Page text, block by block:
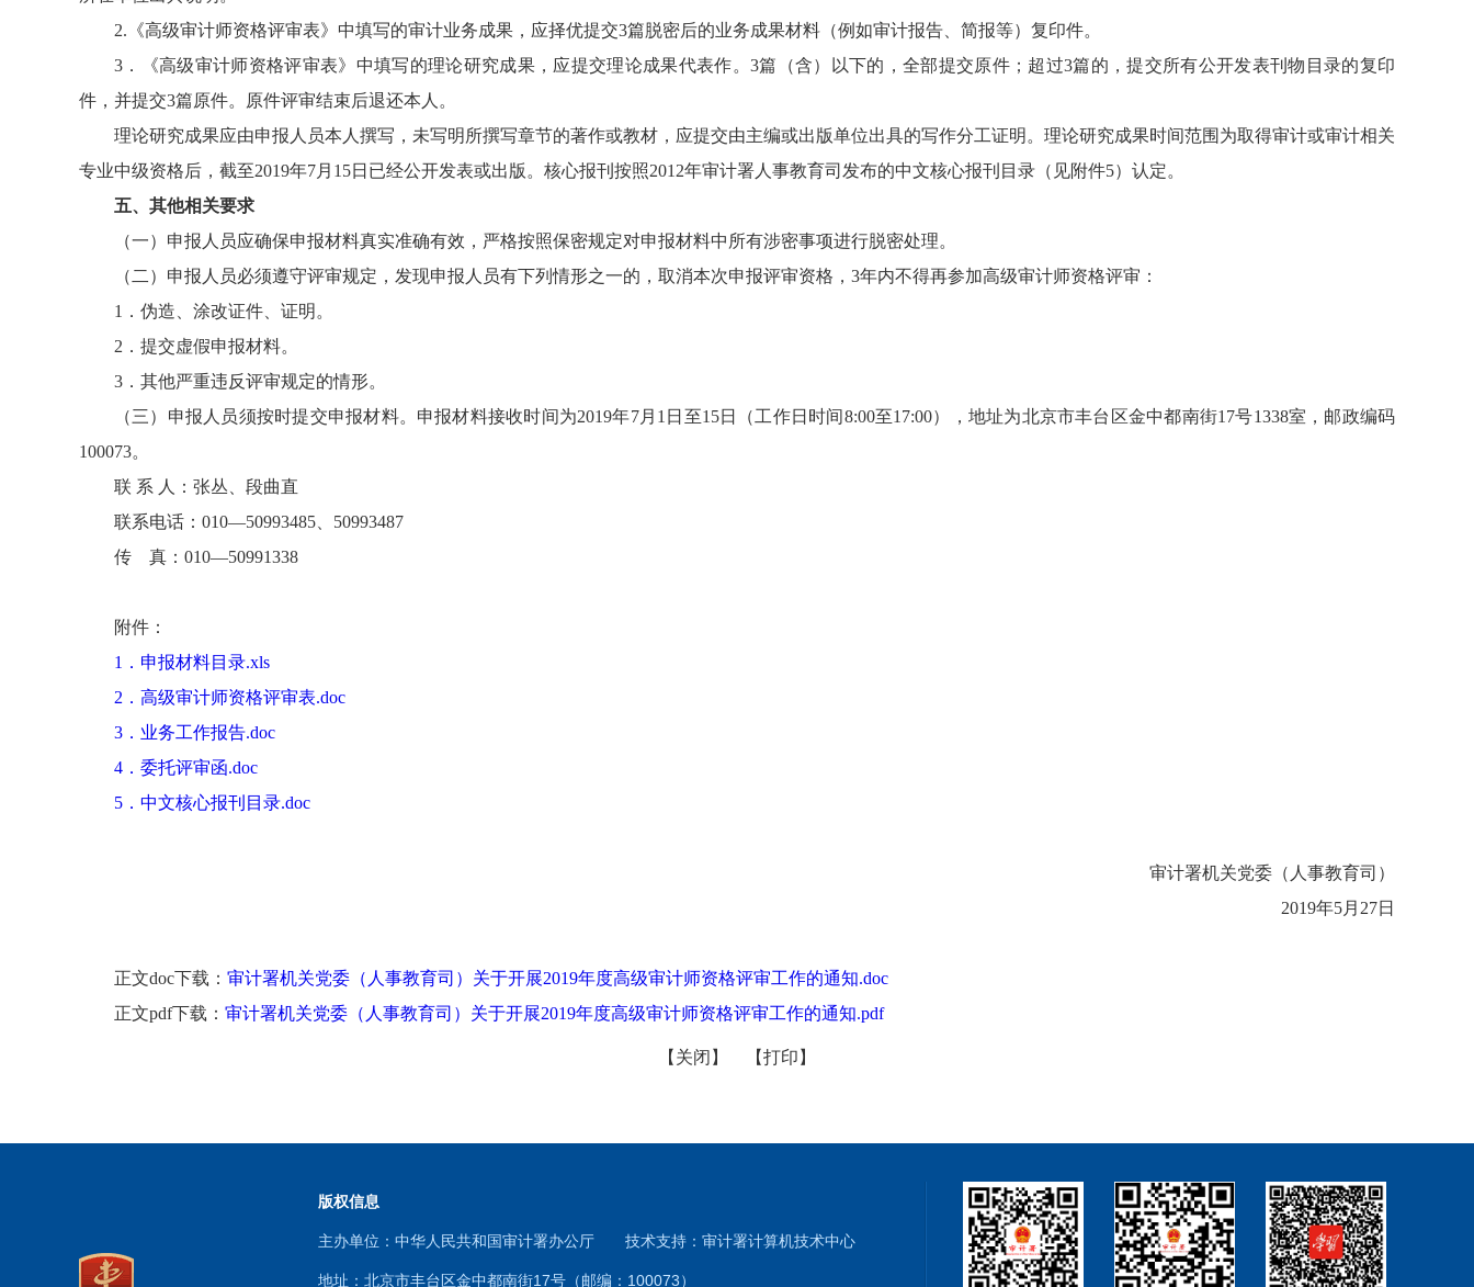
2.《高级审计师资格评审表》中填写的审计业务成果，应择优提交3篇脱密后的业务成果材料（例如审计报告、简报等）复印件。
3．《高级审计师资格评审表》中填写的理论研究成果，应提交理论成果代表作。3篇（含）以下的，全部提交原件；超过3篇的，提交所有公开发表刊物目录的复印
件，并提交3篇原件。原件评审结束后退还本人。
理论研究成果应由申报人员本人撰写，未写明所撰写章节的著作或教材，应提交由主编或出版单位出具的写作分工证明。理论研究成果时间范围为取得审计或审计相关
专业中级资格后，截至2019年7月15日已经公开发表或出版。核心报刊按照2012年审计署人事教育司发布的中文核心报刊目录（见附件5）认定。
五、其他相关要求
（一）申报人员应确保申报材料真实准确有效，严格按照保密规定对申报材料中所有涉密事项进行脱密处理。
（二）申报人员必须遵守评审规定，发现申报人员有下列情形之一的，取消本次申报评审资格，3年内不得再参加高级审计师资格评审：
1．伪造、涂改证件、证明。
2．提交虚假申报材料。
3．其他严重违反评审规定的情形。
（三）申报人员须按时提交申报材料。申报材料接收时间为2019年7月1日至15日（工作日时间8:00至17:00），地址为北京市丰台区金中都南街17号1338室，邮政编码
100073。
联 系 人：张丛、段曲直
联系电话：010—50993485、50993487
传 真：010—50991338
附件：
1．申报材料目录.xls
2．高级审计师资格评审表.doc
3．业务工作报告.doc
4．委托评审函.doc
5．中文核心报刊目录.doc
审计署机关党委（人事教育司）
2019年5月27日
正文doc下载： 审计署机关党委（人事教育司）关于开展2019年度高级审计师资格评审工作的通知.doc
正文pdf下载： 审计署机关党委（人事教育司）关于开展2019年度高级审计师资格评审工作的通知.pdf
【关闭】 【打印】
版权信息
主办单位：中华人民共和国审计署办公厅 技术支持：审计署计算机技术中心
地址：北京市丰台区金中都南街17号（邮编：100073）